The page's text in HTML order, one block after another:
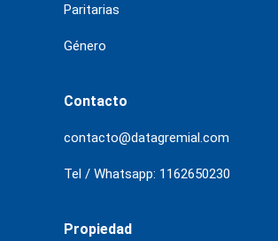
Paritarias
Género
Contacto
contacto@datagremial.com
Tel / Whatsapp: 1162650230
Propiedad